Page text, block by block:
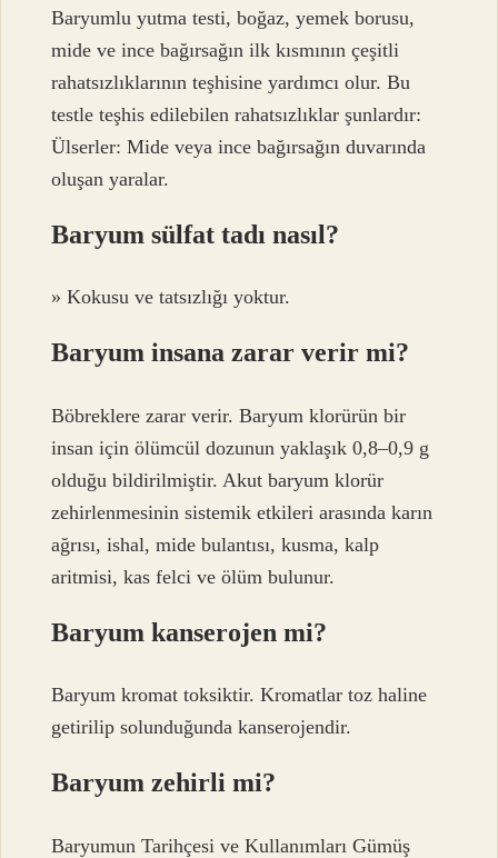
Baryumlu yutma testi, boğaz, yemek borusu,
mide ve ince bağırsağın ilk kısmının çeşitli
rahatsızlıklarının teşhisine yardımcı olur. Bu
testle teşhis edilebilen rahatsızlıklar şunlardır:
Ülserler: Mide veya ince bağırsağın duvarında
oluşan yaralar.
Baryum sülfat tadı nasıl?
» Kokusu ve tatsızlığı yoktur.
Baryum insana zarar verir mi?
Böbreklere zarar verir. Baryum klorürün bir
insan için ölümcül dozunun yaklaşık 0,8–0,9 g
olduğu bildirilmiştir. Akut baryum klorür
zehirlenmesinin sistemik etkileri arasında karın
ağrısı, ishal, mide bulantısı, kusma, kalp
aritmisi, kas felci ve ölüm bulunur.
Baryum kanserojen mi?
Baryum kromat toksiktir. Kromatlar toz haline
getirilip solunduğunda kanserojendir.
Baryum zehirli mi?
Baryumun Tarihçesi ve Kullanımları Gümüş